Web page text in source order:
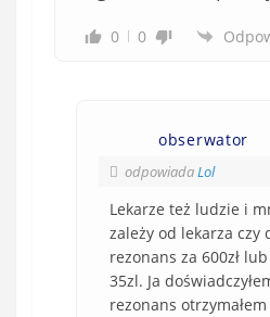
0 0
obserwator
odpowiadaLol
Lekarze też ludzie i
zależy od lekarza czy
rezonans za 600zł
35zl. Ja
rezonans